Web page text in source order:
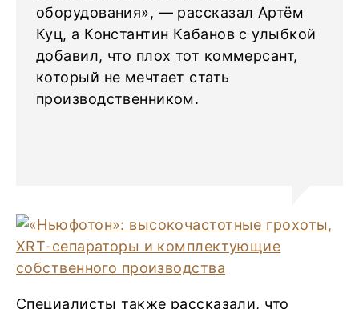
оборудования», — рассказал Артём
Куц, а Константин Кабанов с улыбкой
добавил, что плох тот коммерсант,
который не мечтает стать
производственником.
Специалисты также рассказали, что